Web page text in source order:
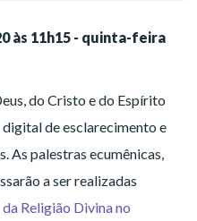
às 11h15 - quinta-feira
do Cristo e do Espírito
digital de esclarecimento e
As palestras ecumênicas,
a ser realizadas
da Religião Divina no